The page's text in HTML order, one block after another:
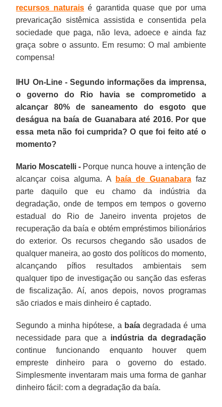
recursos naturaisé garantida quase que por uma
prevaricação sistêmica assistida e consentida pela
sociedade que paga, não leva, adoece e ainda faz
graça sobre o assunto. Em resumo: O mal ambiente
compensa!
IHU On-Line - Segundo informações da imprensa,
o governo do Rio havia se comprometido a
alcançar 80% de saneamento do esgoto que
deságua na baía de Guanabara até 2016. Por que
essa meta não foi cumprida? O que foi feito até o
momento?
Mario Moscatelli - Porque nunca houve a intenção de
alcançar coisa alguma. A
baía de Guanabarafaz
parte daquilo que eu chamo da indústria da
degradação, onde de tempos em tempos o governo
estadual do Rio de Janeiro inventa projetos de
recuperação da baía e obtém empréstimos bilionários
do exterior. Os recursos chegando são usados de
qualquer maneira, ao gosto dos políticos do momento,
alcançando pífios resultados ambientais sem
qualquer tipo de investigação ou sanção das esferas
de fiscalização. Aí, anos depois, novos programas
são criados e mais dinheiro é captado.
Segundo a minha hipótese, a baíadegradada é uma
necessidade para que a indústria da degradação
continue funcionando enquanto houver quem
empreste dinheiro para o governo do estado.
Simplesmente inventaram mais uma forma de ganhar
dinheiro fácil: com a degradação da baía.